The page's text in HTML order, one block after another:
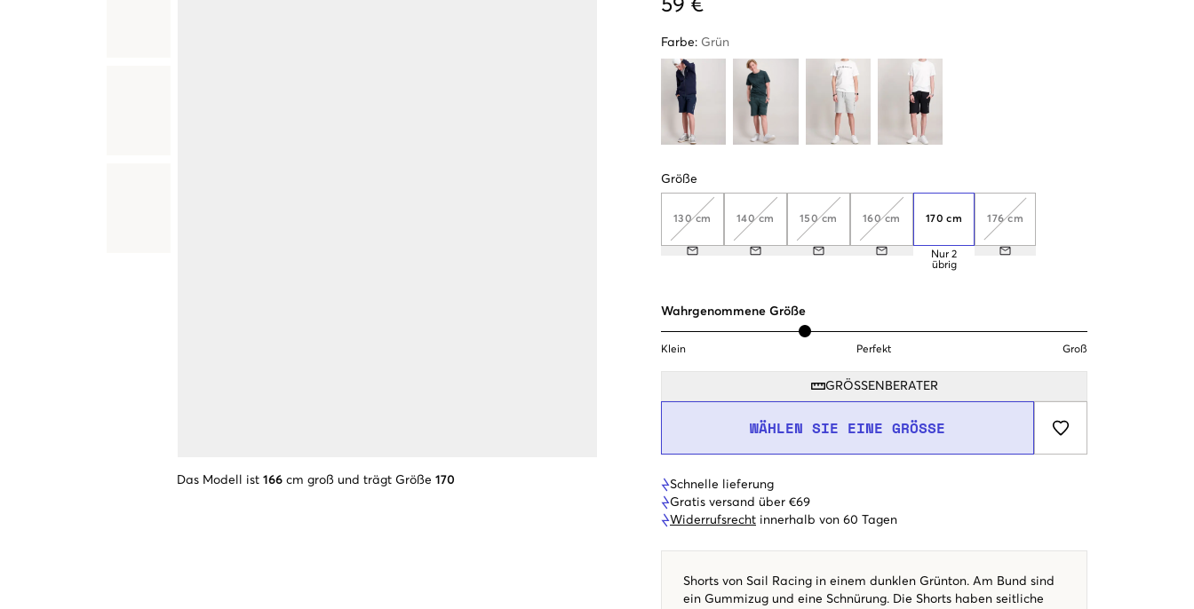
Das Modell ist 166 cm groß und trägt Größe 170
59 €
Farbe: Grün
Größe
130 cm 140 cm 150 cm 160 cm 170 cm
Nur 2
übrig
176 cm
Wahrgenommene Größe
Klein Perfekt Groß
GRÖSSENBERATER
WÄHLEN SIE EINE GRÖSSE
Schnelle lieferung
Gratis versand über €69
Widerrufsrecht innerhalb von 60 Tagen
Shorts von Sail Racing in einem dunklen Grünton. Am Bund sind
ein Gummizug und eine Schnürung. Die Shorts haben seitliche